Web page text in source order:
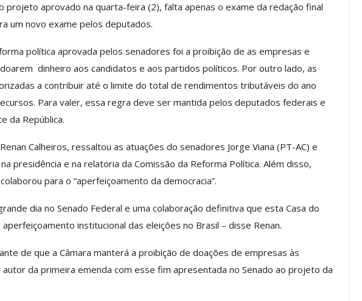
projeto aprovado na quarta-feira (2), falta apenas o exame da redação final
um novo exame pelos deputados.
política aprovada pelos senadores foi a proibição de as empresas e
dinheiro aos candidatos e aos partidos políticos. Por outro lado, as
a contribuir até o limite do total de rendimentos tributáveis do ano
Para valer, essa regra deve ser mantida pelos deputados federais e
da República.
Calheiros, ressaltou as atuações do senadores Jorge Viana (PT-AC) e
presidência e na relatoria da Comissão da Reforma Política. Além disso,
para o “aperfeiçoamento da democracia”.
dia no Senado Federal e uma colaboração definitiva que esta Casa do
institucional das eleições no Brasil – disse Renan.
de que a Câmara manterá a proibição de doações de empresas às
autor da primeira emenda com esse fim apresentada no Senado ao projeto da
Clube De Benefícios ASSECOR
Dezenas De Escolas De
Comunicacao 29 jun, 2026
IMPRENSA
Acompanha Reunião
Da Mesa Nacional De
Negociação Permanente E
Presidente Da ASSECOR
Comunicacao 5 ago, 2026
IMPRENSA
Categoria Unida Em Torno Dos
Valores Fundantes Da Ação